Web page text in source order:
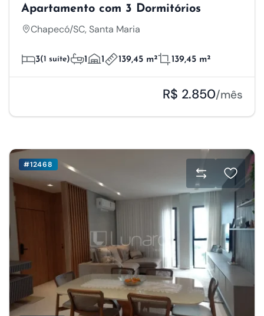
Apartamento com 3 Dormitórios
Chapecó/SC, Santa Maria
3(1 suíte) 1 1 139,45 m² 139,45 m²
R$ 2.850/mês
#12468